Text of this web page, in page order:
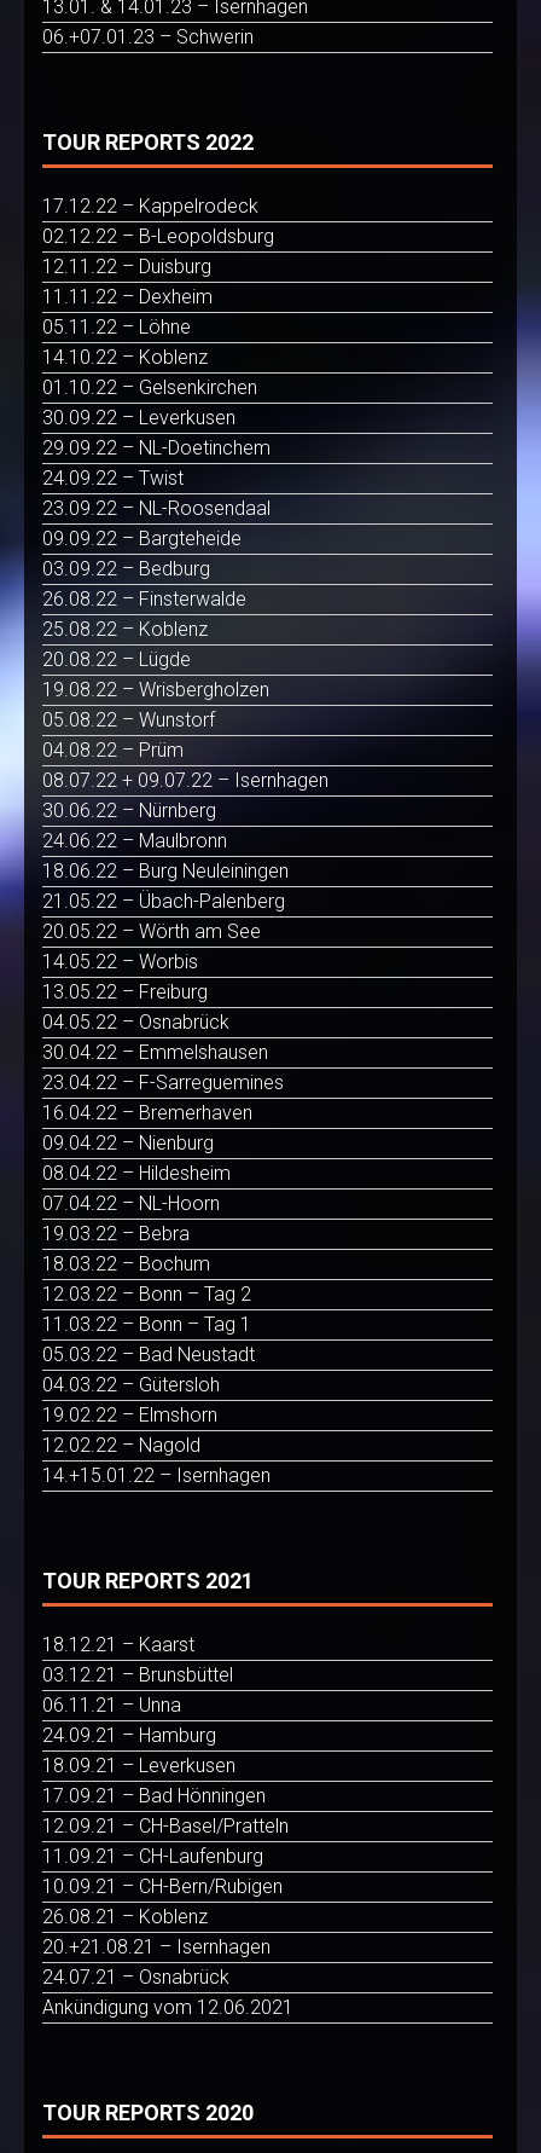
13.01. & 14.01.23 – Isernhagen
06.+07.01.23 – Schwerin
TOUR REPORTS 2022
17.12.22 – Kappelrodeck
02.12.22 – B-Leopoldsburg
12.11.22 – Duisburg
11.11.22 – Dexheim
05.11.22 – Löhne
14.10.22 – Koblenz
01.10.22 – Gelsenkirchen
30.09.22 – Leverkusen
29.09.22 – NL-Doetinchem
24.09.22 – Twist
23.09.22 – NL-Roosendaal
09.09.22 – Bargteheide
03.09.22 – Bedburg
26.08.22 – Finsterwalde
25.08.22 – Koblenz
20.08.22 – Lügde
19.08.22 – Wrisbergholzen
05.08.22 – Wunstorf
04.08.22 – Prüm
08.07.22 + 09.07.22 – Isernhagen
30.06.22 – Nürnberg
24.06.22 – Maulbronn
18.06.22 – Burg Neuleiningen
21.05.22 – Übach-Palenberg
20.05.22 – Wörth am See
14.05.22 – Worbis
13.05.22 – Freiburg
04.05.22 – Osnabrück
30.04.22 – Emmelshausen
23.04.22 – F-Sarreguemines
16.04.22 – Bremerhaven
09.04.22 – Nienburg
08.04.22 – Hildesheim
07.04.22 – NL-Hoorn
19.03.22 – Bebra
18.03.22 – Bochum
12.03.22 – Bonn – Tag 2
11.03.22 – Bonn – Tag 1
05.03.22 – Bad Neustadt
04.03.22 – Gütersloh
19.02.22 – Elmshorn
12.02.22 – Nagold
14.+15.01.22 – Isernhagen
TOUR REPORTS 2021
18.12.21 – Kaarst
03.12.21 – Brunsbüttel
06.11.21 – Unna
24.09.21 – Hamburg
18.09.21 – Leverkusen
17.09.21 – Bad Hönningen
12.09.21 – CH-Basel/Pratteln
11.09.21 – CH-Laufenburg
10.09.21 – CH-Bern/Rubigen
26.08.21 – Koblenz
20.+21.08.21 – Isernhagen
24.07.21 – Osnabrück
Ankündigung vom 12.06.2021
TOUR REPORTS 2020